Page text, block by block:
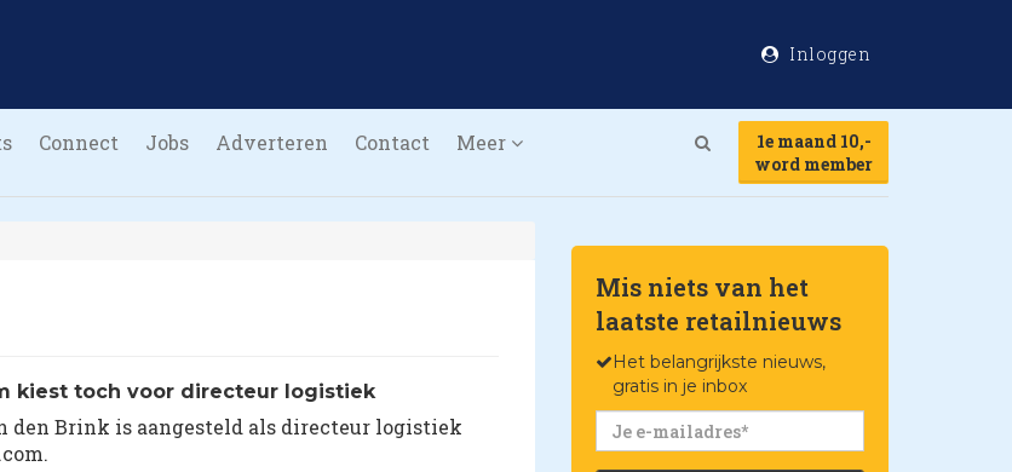
Inloggen
Connect Jobs Adverteren Contact Meer
1e maand 10,-
word member
kiest toch voor directeur logistiek
den Brink is aangesteld als directeur logistiek
Mis niets van het
laatste retailnieuws
Het belangrijkste nieuws,
gratis in je inbox